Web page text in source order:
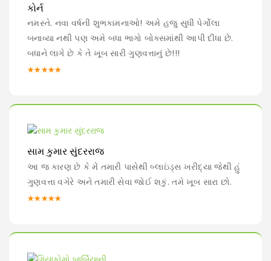
કોર્ન
નમસ્તે. નવા વર્ષની શુભકામનાઓ! અમે હજુ સુધી પેર્ગોલા
બનાવ્યા નથી પણ અમે બધા ભાગો બોક્સમાંથી આપી દીધા છે.
બધાને લાગે છે કે તે ખૂબ સારી ગુણવત્તાનું છે!!!
★★★★★
સામ કુમાર સુંદરરાજ
આ જ કારણ છે કે મેં તમારી પાસેથી બ્લાઇંડ્સ ખરીદ્યા જેથી હું
ગુણવત્તા વગેરે અને તમારી સેવા જોઈ શકું. તમે ખૂબ સારા છો.
★★★★★